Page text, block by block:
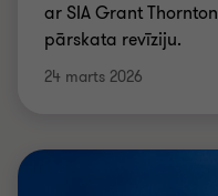
ar SIA Grant
pārskata revīziju.
24 marts 2026